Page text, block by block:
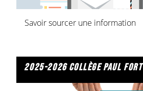
Savoir sourcer une information
2025-2026 collège paul fort